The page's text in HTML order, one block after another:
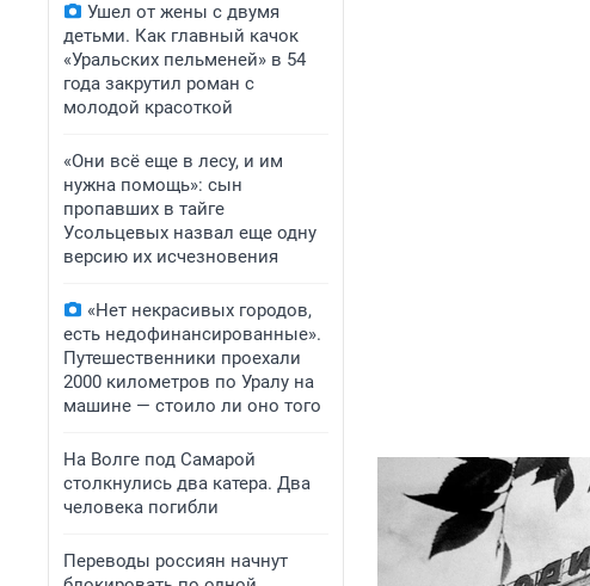
Ушел от жены с двумя
детьми. Как главный качок
«Уральских пельменей» в 54
года закрутил роман с
молодой красоткой
«Они всё еще в лесу, и им
нужна помощь»: сын
пропавших в тайге
Усольцевых назвал еще одну
версию их исчезновения
«Нет некрасивых городов,
есть недофинансированные».
Путешественники проехали
2000 километров по Уралу на
машине — стоило ли оно того
На Волге под Самарой
столкнулись два катера. Два
человека погибли
Переводы россиян начнут